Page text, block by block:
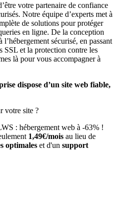
votre partenaire de confiance
Notre équipe d’experts met à
de solutions pour protéger
en ligne. De la conception
sécurisé, en passant
SSL et la protection contre les
là pour vous accompagner à
dispose d’un site web fiable,
votre site ?
: hébergement web à -63% !
1,49€/mois au lieu de
optimales et d'un support